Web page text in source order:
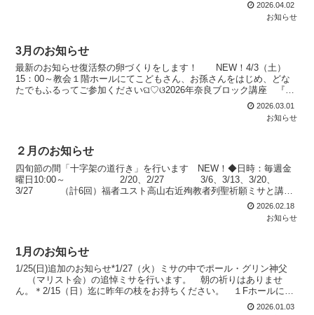
2026.04.02
お知らせ
3月のお知らせ
最新のお知らせ復活祭の卵づくりをします！ NEW！4/3（土）
15：00～教会１階ホールにてこどもさん、お孫さんをはじめ、どな
たでもふるってご参加くださいଘ♡ଓ2026年奈良ブロック講座 『聖
2026.03.01
お知らせ
２月のお知らせ
四旬節の間「十字架の道行き」を行います NEW！◆日時：毎週金
曜日10:00～ 2/20、2/27 3/6、3/13、3/20、
3/27 （計6回）福者ユスト高山右近殉教者列聖祈願ミサと講
2026.02.18
お知らせ
1月のお知らせ
1/25(日)追加のお知らせ*1/27（火）ミサの中でポール・グリン神父
（マリスト会）の追悼ミサを行います。 朝の祈りはありませ
ん。＊2/15（日）迄に昨年の枝をお持ちください。 １Fホールに段
2026.01.03